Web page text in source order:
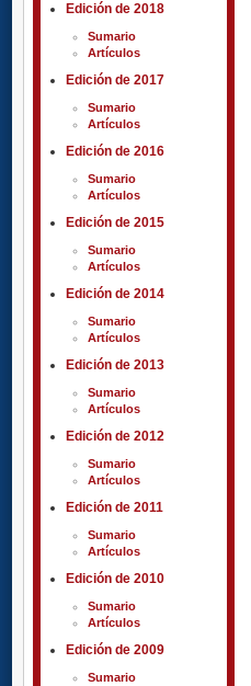
Edición de 2018
Sumario
Artículos
Edición de 2017
Sumario
Artículos
Edición de 2016
Sumario
Artículos
Edición de 2015
Sumario
Artículos
Edición de 2014
Sumario
Artículos
Edición de 2013
Sumario
Artículos
Edición de 2012
Sumario
Artículos
Edición de 2011
Sumario
Artículos
Edición de 2010
Sumario
Artículos
Edición de 2009
Sumario